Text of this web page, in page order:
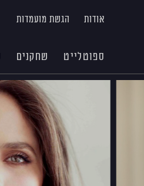
אודות הגשת מועמדות
ספוטלייט שחקנים